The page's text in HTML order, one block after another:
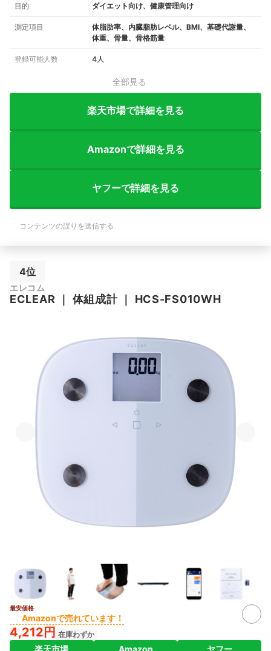
目的 ダイエット向け、健康管理向け
測定項目
体脂肪率、内臓脂肪レベル、BMI、基礎代謝量、
体重、骨量、骨格筋量
登録可能人数 4人
全部見る
楽天市場で詳細を見る
Amazonで詳細を見る
ヤフーで詳細を見る
コンテンツの誤りを送信する
4位
エレコム
ECLEAR ｜ 体組成計｜ HCS-FS010WH
最安価格
Amazonで売れています！
4,212円 在庫わずか
楽天市場 Amazon ヤフー